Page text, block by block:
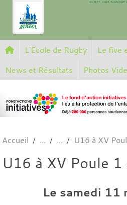
RUGBY CLUB FLANDRE
L'Ecole de Rugby Le five
News et Résultats
Photos
Accueil U16 à XV
U16 à XV Poule
Le samedi 11
Panneau de gestion des cookies